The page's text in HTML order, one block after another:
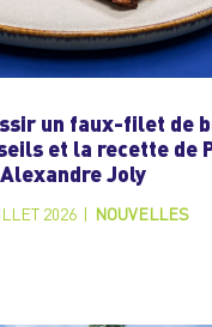
un faux-filet de
et la recette de
Alexandre Joly
2026 NOUVELLES